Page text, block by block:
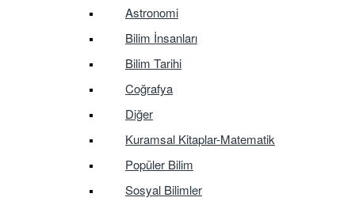
Astronomi
Bilim İnsanları
Bilim Tarihi
Coğrafya
Diğer
Kuramsal Kitaplar-Matematik
Popüler Bilim
Sosyal Bilimler